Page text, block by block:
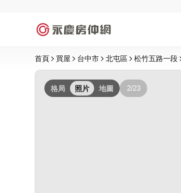
首頁 買屋 台中市 北屯區 松竹五路一段
格局 照片 地圖 2/23